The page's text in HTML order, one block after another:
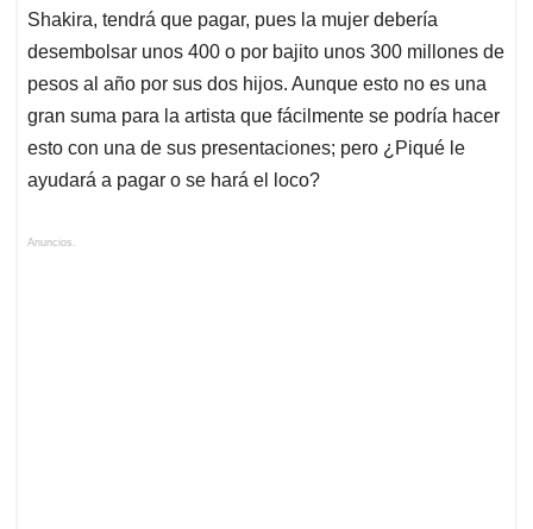
Shakira, tendrá que pagar, pues la mujer debería
desembolsar unos 400 o por bajito unos 300 millones de
pesos al año por sus dos hijos. Aunque esto no es una
gran suma para la artista que fácilmente se podría hacer
esto con una de sus presentaciones; pero ¿Piqué le
ayudará a pagar o se hará el loco?
Anuncios.